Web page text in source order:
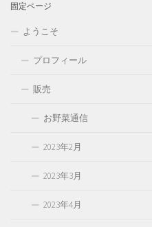
ー
固定ページ
ようこそ
プロフィール
販売
お野菜通信
2023年2月
2023年3月
2023年4月